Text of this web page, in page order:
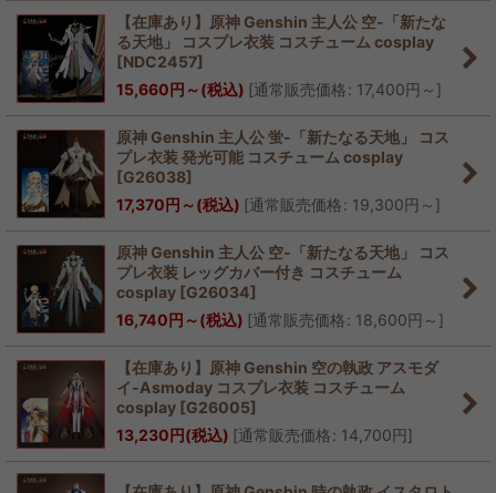
【在庫あり】原神 Genshin 主人公 空-「新たな
る天地」 コスプレ衣装 コスチューム cosplay
[NDC2457]
15,660円 ～(税込) [通常販売価格: 17,400円 ～ ]
原神 Genshin 主人公 蛍-「新たなる天地」 コス
プレ衣装 発光可能 コスチューム cosplay
[G26038]
17,370円 ～(税込) [通常販売価格: 19,300円 ～ ]
原神 Genshin 主人公 空-「新たなる天地」 コス
プレ衣装 レッグカバー付き コスチューム
cosplay [G26034]
16,740円 ～(税込) [通常販売価格: 18,600円 ～ ]
【在庫あり】原神 Genshin 空の執政 アスモダ
イ-Asmoday コスプレ衣装 コスチューム
cosplay [G26005]
13,230円(税込) [通常販売価格: 14,700円]